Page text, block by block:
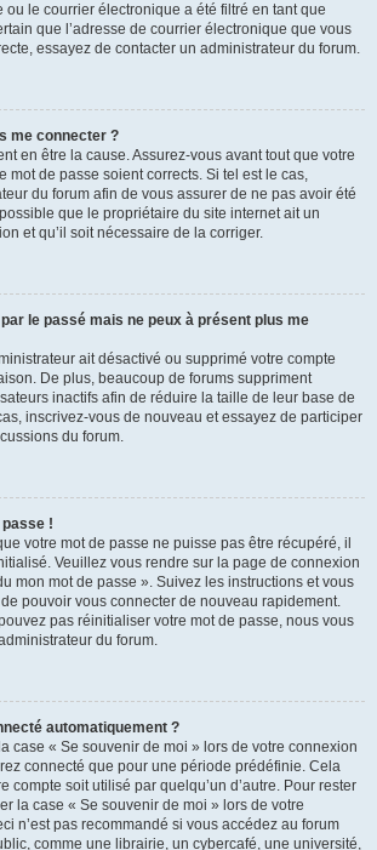
le courrier électronique a été filtré en tant que
que l’adresse de courrier électronique que vous
essayez de contacter un administrateur du forum.
me connecter ?
en être la cause. Assurez-vous avant tout que votre
mot de passe soient corrects. Si tel est le cas,
du forum afin de vous assurer de ne pas avoir été
que le propriétaire du site internet ait un
et qu’il soit nécessaire de la corriger.
le passé mais ne peux à présent plus me
ait désactivé ou supprimé votre compte
De plus, beaucoup de forums suppriment
inactifs afin de réduire la taille de leur base de
inscrivez-vous de nouveau et essayez de participer
du forum.
passe !
votre mot de passe ne puisse pas être récupéré, il
Veuillez vous rendre sur la page de connexion
mon mot de passe ». Suivez les instructions et vous
pouvoir vous connecter de nouveau rapidement.
pas réinitialiser votre mot de passe, nous vous
du forum.
automatiquement ?
case « Se souvenir de moi » lors de votre connexion
connecté que pour une période prédéfinie. Cela
compte soit utilisé par quelqu’un d’autre. Pour rester
la case « Se souvenir de moi » lors de votre
n’est pas recommandé si vous accédez au forum
comme une librairie, un cybercafé, une université,